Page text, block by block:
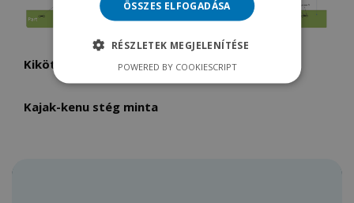
Kikötő stég minta
Kajak-kenu stég minta
ÖSSZES ELFOGADÁSA
RÉSZLETEK MEGJELENÍTÉSE
POWERED BY COOKIESCRIPT